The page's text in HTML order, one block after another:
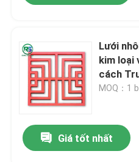
Lưới
kim loại
cách
MOQ：1
Giá tốt nhất